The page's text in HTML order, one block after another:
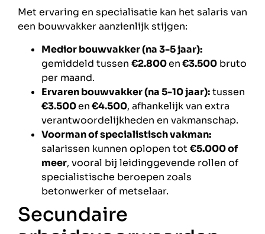
Met ervaring en specialisatie kan het salaris van
een bouwvakker aanzienlijk stijgen:
Medior bouwvakker (na 3-5 jaar):
gemiddeld tussen €2.800en€3.500 bruto
per maand.
Ervaren bouwvakker (na 5-10 jaar):tussen
€3.500en€4.500, afhankelijk van extra
verantwoordelijkheden en vakmanschap.
Voorman of specialistisch vakman:
salarissen kunnen oplopen tot€5.000 of
meer, vooral bij leidinggevende rollen of
specialistische beroepen zoals
betonwerker of metselaar.
Secundaire